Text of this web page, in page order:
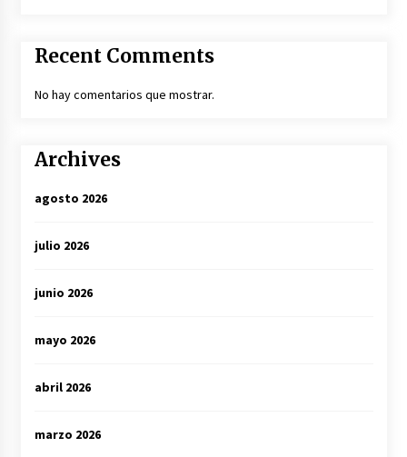
Recent Comments
No hay comentarios que mostrar.
Archives
agosto 2026
julio 2026
junio 2026
mayo 2026
abril 2026
marzo 2026